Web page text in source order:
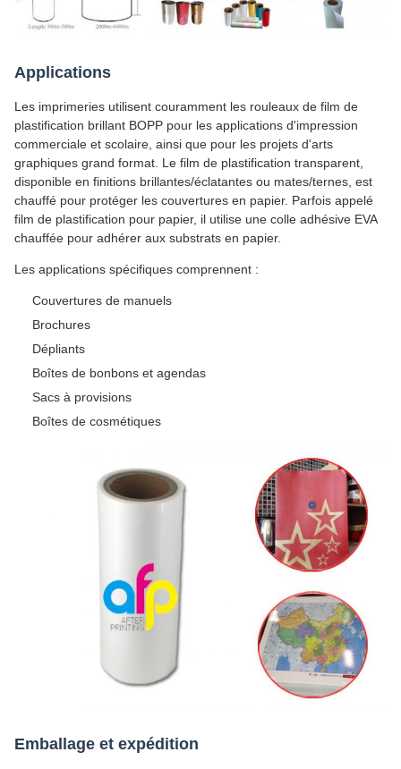
Applications
Les imprimeries utilisent couramment les rouleaux de film de
plastification brillant BOPP pour les applications d'impression
commerciale et scolaire, ainsi que pour les projets d'arts
graphiques grand format. Le film de plastification transparent,
disponible en finitions brillantes/éclatantes ou mates/ternes, est
chauffé pour protéger les couvertures en papier. Parfois appelé
film de plastification pour papier, il utilise une colle adhésive EVA
chauffée pour adhérer aux substrats en papier.
Les applications spécifiques comprennent :
Couvertures de manuels
Brochures
Dépliants
Boîtes de bonbons et agendas
Sacs à provisions
Boîtes de cosmétiques
Emballage et expédition